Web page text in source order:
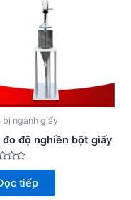
bị ngành giấy
đo độ nghiền bột giấy
tiếp